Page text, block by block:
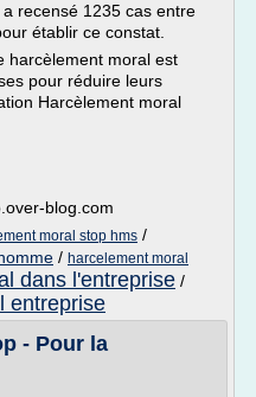
recensé 1235 cas entre
établir ce constat.
harcèlement moral est
pour réduire leurs
Harcèlement moral
blog.com
moral stop hms /
/ harcelement moral
dans l'entreprise /
entreprise
- Pour la